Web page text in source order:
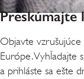
Preskúmajte
Objavte
Európe. Vyhľadajte
a prihláste sa ešte